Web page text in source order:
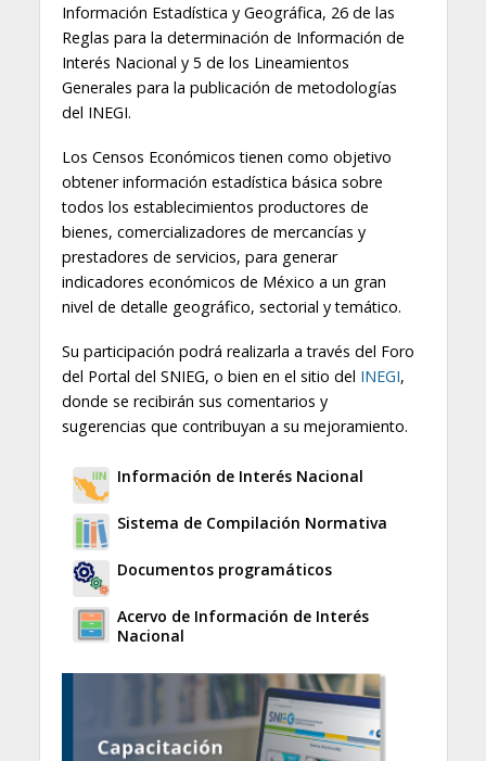
Información Estadística y Geográfica, 26 de las
Reglas para la determinación de Información de
Interés Nacional y 5 de los Lineamientos
Generales para la publicación de metodologías
del INEGI.
Los Censos Económicos tienen como objetivo
obtener información estadística básica sobre
todos los establecimientos productores de
bienes, comercializadores de mercancías y
prestadores de servicios, para generar
indicadores económicos de México a un gran
nivel de detalle geográfico, sectorial y temático.
Su participación podrá realizarla a través del Foro
del Portal del SNIEG, o bien en el sitio del INEGI,
donde se recibirán sus comentarios y
sugerencias que contribuyan a su mejoramiento.
Información de Interés Nacional
Sistema de Compilación Normativa
Documentos programáticos
Acervo de Información de Interés
Nacional